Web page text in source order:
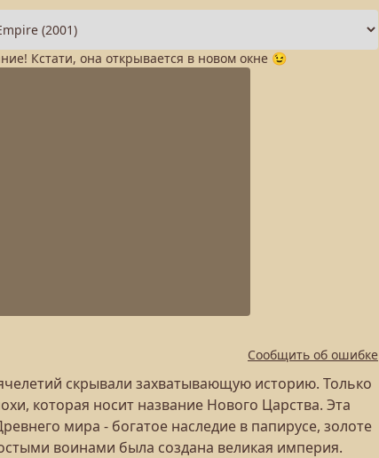
Кстати, она открывается в новом окне 😉
Сообщить об ошибке
скрывали захватывающую историю. Только
которая носит название Нового Царства. Эта
мира - богатое наследие в папирусе, золоте
воинами была создана великая империя.